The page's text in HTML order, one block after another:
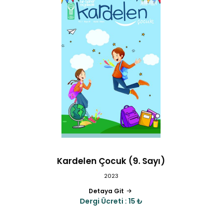
Kardelen Çocuk (9. Sayı)
2023
Detaya Git
Dergi Ücreti : 15 ₺